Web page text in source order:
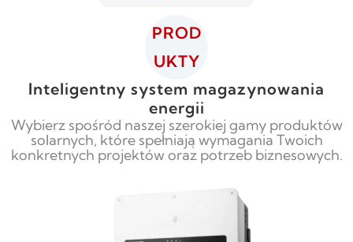
PROD
UKTY
Inteligentny system magazynowania
energii
Wybierz spośród naszej szerokiej gamy produktów
solarnych, które spełniają wymagania Twoich
konkretnych projektów oraz potrzeb biznesowych.